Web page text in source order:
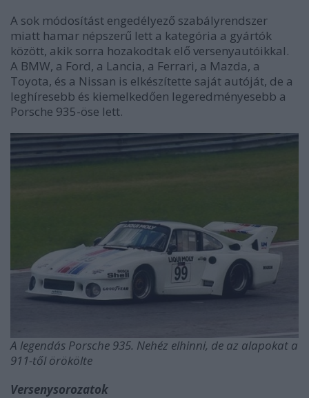
A sok módosítást engedélyező szabályrendszer
miatt hamar népszerű lett a kategória a gyártók
között, akik sorra hozakodtak elő versenyautóikkal.
A BMW, a Ford, a Lancia, a Ferrari, a Mazda, a
Toyota, és a Nissan is elkészítette saját autóját, de a
leghíresebb és kiemelkedően legeredményesebb a
Porsche 935-öse lett.
A legendás Porsche 935. Nehéz elhinni, de az alapokat a
911-től örökölte
Versenysorozatok